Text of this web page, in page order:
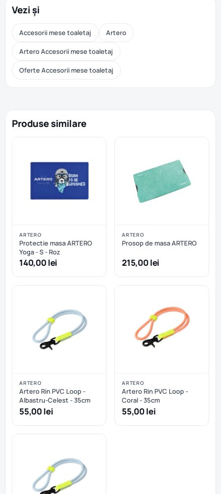
Vezi și
Accesorii mese toaletaj Artero
Artero Accesorii mese toaletaj
Oferte Accesorii mese toaletaj
Produse similare
ARTERO
Protectie masa ARTERO
Yoga - S - Roz
140,00 lei
ARTERO
Prosop de masa ARTERO
215,00 lei
ARTERO
Artero Rin PVC Loop -
Albastru-Celest - 35cm
55,00 lei
ARTERO
Artero Rin PVC Loop -
Coral - 35cm
55,00 lei